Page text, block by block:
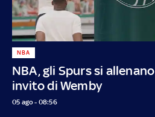
NBA, gli Spurs si
invito di Wemby
NBA
05 ago - 08:56